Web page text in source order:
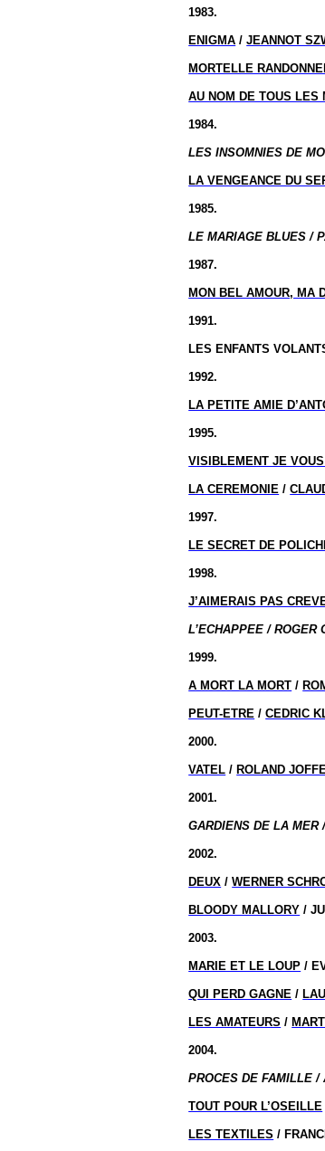
1983.
ENIGMA /JEANNOT
MORTELLE
AU NOM DE TOUS LES
1984.
LES INSOMNIES DE
LA VENGEANCE DU
1985.
LE MARIAGE BLUES /
1987.
MON BEL AMOUR, MA
1991.
LES ENFANTS
1992.
LA PETITE AMIE
1995.
VISIBLEMENT JE
LA CEREMONIE /
1997.
LE SECRET DE
1998.
J’AIMERAIS PAS
L’ECHAPPEE / ROGER
1999.
A MORT LA MORT /
PEUT-ETRE /CEDRIC
2000.
VATEL / ROLAND
2001.
GARDIENS DE LA MER
2002.
DEUX /WERNER
BLOODY MALLORY /
2003.
MARIE ET LE LOUP /
QUI PERD GAGNE /
LES AMATEURS /
2004.
PROCES DE FAMILLE /
TOUT POUR L’OSEILLE
LES TEXTILES /